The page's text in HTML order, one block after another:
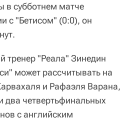
в субботнем матче
с "Бетисом" (0:0), он
тренер "Реала" Зинедин
может рассчитывать на
и Рафаэля Варана,
два четвертьфинальных
с английским